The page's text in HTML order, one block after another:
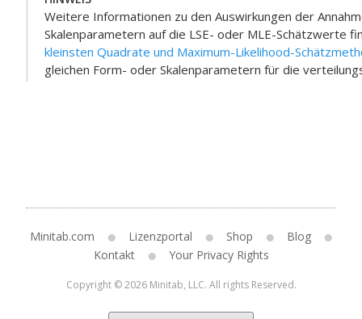
Weitere Informationen zu den Auswirkungen der
Skalenparametern auf die LSE- oder MLE-Schätzwerte
kleinsten Quadrate und Maximum-Likelihood-
gleichen Form- oder Skalenparametern für die
Minitab.com Lizenzportal Shop
Blog
Kontakt
Your Privacy Rights
Copyright © 2026 Minitab, LLC. All rights Reserved.